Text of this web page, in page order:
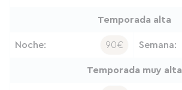
Temporada alta
Noche: 90€ Semana:
Temporada muy alta